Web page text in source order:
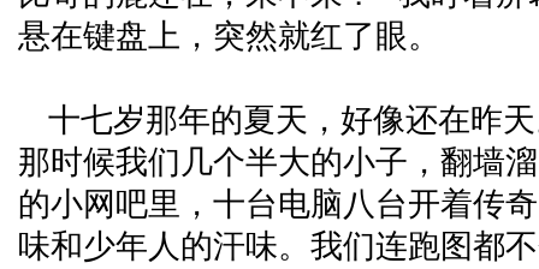
悬在键盘上，突然就红了眼。
十七岁那年的夏天，好像还在昨
那时候我们几个半大的小子，翻墙
的小网吧里，十台电脑八台开着传
味和少年人的汗味。我们连跑图都